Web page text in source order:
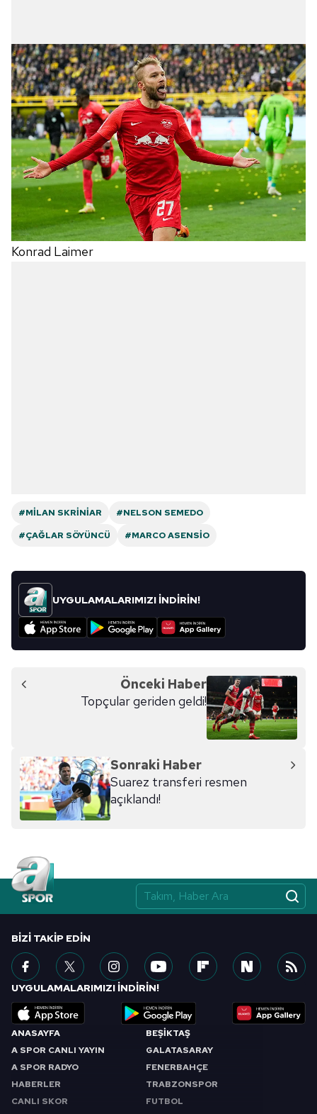
Konrad Laimer
#MILAN SKRINIAR
#NELSON SEMEDO
#ÇAĞLAR SÖYÜNCÜ
#MARCO ASENSIO
UYGULAMALARIMIZI İNDİRİN!
Önceki Haber
Topçular geriden geldi!
Sonraki Haber
Suarez transferi resmen
açıklandı!
ANASAYFA
A SPOR CANLI YAYIN
A SPOR RADYO
HABERLER
CANLI SKOR
BEŞİKTAŞ
GALATASARAY
FENERBAHÇE
TRABZONSPOR
FUTBOL
BIZI TAKIP EDIN
UYGULAMALARIMIZI İNDİRİN!